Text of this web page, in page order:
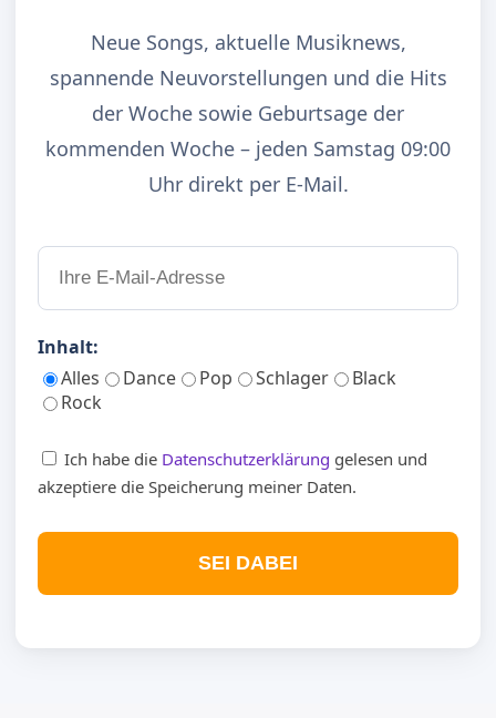
Neue Songs, aktuelle Musiknews,
spannende Neuvorstellungen und die Hits
der Woche sowie Geburtsage der
kommenden Woche – jeden Samstag 09:00
Uhr direkt per E-Mail.
Inhalt:
Alles
Dance Pop Schlager
Black
Rock
Ich habe die Datenschutzerklärung gelesen und
akzeptiere die Speicherung meiner Daten.
SEI DABEI